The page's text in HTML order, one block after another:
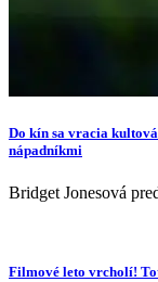
Do kín sa vracia
nápadníkmi
Bridget Jonesová
Filmové leto vrcholí!